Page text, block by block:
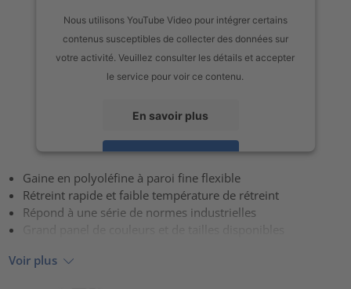
Nous utilisons YouTube Video pour intégrer certains
contenus susceptibles de collecter des données sur
votre activité. Veuillez consulter les détails et accepter
le service pour voir ce contenu.
En savoir plus
Accepter
powered byUsercentrics Consent Management Platform
Gaine en polyoléfine à paroi fine flexible
Rétreint rapide et faible température de rétreint
Répond à une série de normes industrielles
Voir plus